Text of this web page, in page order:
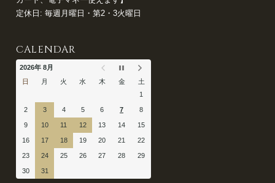
定休日: 毎週月曜日・第2・3火曜日
CALENDAR
2026年 8月
日
月 火 水 木 金
土
1
2 3 4 5 6 7 8
9 10 11 12 13 14 15
16 17 18 19 20 21 22
23 24 25 26 27 28 29
30 31